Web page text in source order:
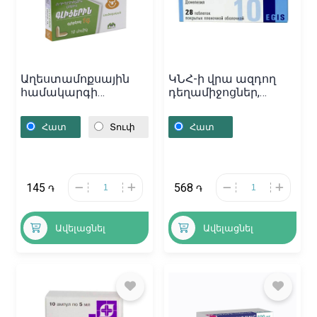
Աղեստամոքսային
համակարգի
Մոմիկներ «Գլիցերին»
1գ, Հայաստան
Հատ Տուփ
145 ֏
Ավելացնել
ԿՆՀ-ի վրա ազդող
դեղամիջոցներ,
«Алзепил» 10մգ,
Վենգրիա
Հատ
568 ֏
Ավելացնել